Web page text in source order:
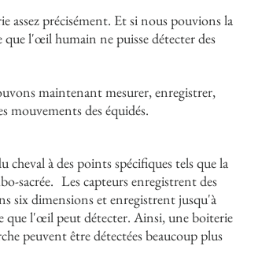
précisément. Et si nous pouvions la
l'œil humain ne puisse détecter des
maintenant mesurer, enregistrer,
mouvements des équidés.
cheval à des points spécifiques tels que la
sacrée. Les capteurs enregistrent des
six dimensions et enregistrent jusqu'à
que l'œil peut détecter. Ainsi, une boiterie
peuvent être détectées beaucoup plus